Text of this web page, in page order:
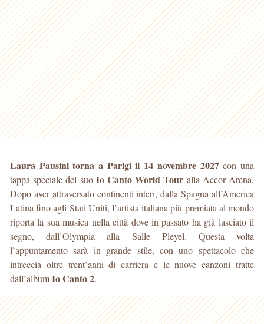
Laura Pausini torna a Parigi il 14 novembre 2027con una
tappa speciale del suo Io Canto World Tour alla Accor Arena.
Dopo aver attraversato continenti interi, dalla Spagna all’America
Latina fino agli Stati Uniti, l’artista italiana più premiata al mondo
riporta la sua musica nella città dove in passato ha già lasciato il
segno, dall’Olympia alla Salle Pleyel. Questa volta
l’appuntamento sarà in grande stile, con uno spettacolo che
intreccia oltre trent’anni di carriera e le nuove canzoni tratte
dall’albumIo Canto 2.